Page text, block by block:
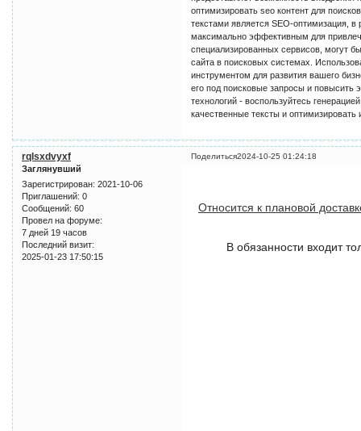
оптимизировать seo контент для
текстами является SEO-оптимизация, в
максимально эффективным для
специализированных сервисов, могут
сайта в поисковых системах.
инструментом для развития вашего
его под поисковые запросы и повысить
технологий - воспользуйтесь
качественные тексты и
Поделиться2024-10-25 01:24:18
rqlsxdvyxf
Заглянувший
Зарегистрирован: 2021-10-06
Приглашений: 0
Сообщений: 60
Провел на форуме:
7 дней 19 часов
Последний визит:
2025-01-23 17:50:15
Относится к плановой
В обязанности входит